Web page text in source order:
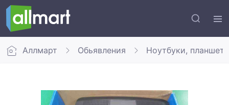
Аллмарт Обьявления Ноутбуки,